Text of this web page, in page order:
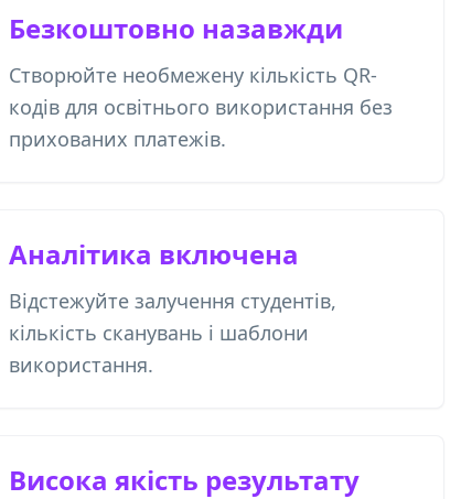
Безкоштовно назавжди
Створюйте необмежену кількість QR-
кодів для освітнього використання без
прихованих платежів.
Аналітика включена
Відстежуйте залучення студентів,
кількість сканувань і шаблони
використання.
Висока якість результату